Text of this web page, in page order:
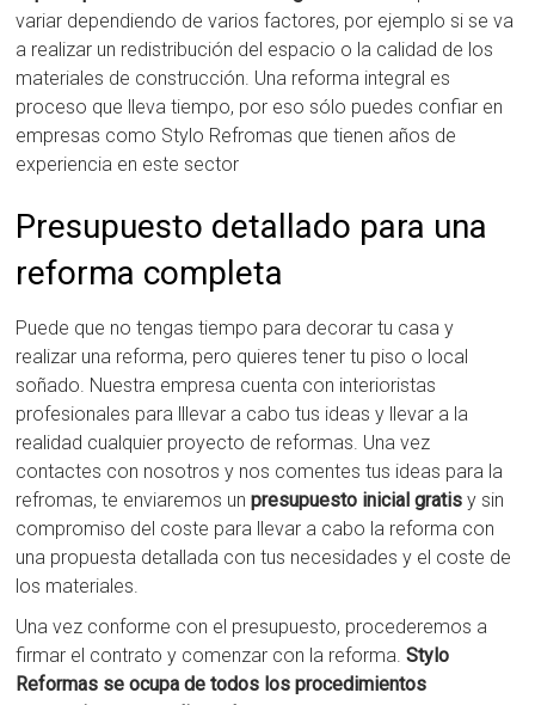
variar dependiendo de varios factores, por ejemplo si se va
a realizar un redistribución del espacio o la calidad de los
materiales de construcción. Una reforma integral es
proceso que lleva tiempo, por eso sólo puedes confiar en
empresas como Stylo Refromas que tienen años de
experiencia en este sector
Presupuesto detallado para una
reforma completa
Puede que no tengas tiempo para decorar tu casa y
realizar una reforma, pero quieres tener tu piso o local
soñado. Nuestra empresa cuenta con interioristas
profesionales para lllevar a cabo tus ideas y llevar a la
realidad cualquier proyecto de reformas. Una vez
contactes con nosotros y nos comentes tus ideas para la
refromas, te enviaremos unpresupuesto inicial gratis y sin
compromiso del coste para llevar a cabo la reforma con
una propuesta detallada con tus necesidades y el coste de
los materiales.
Una vez conforme con el presupuesto, procederemos a
firmar el contrato y comenzar con la reforma.Stylo
Reformas se ocupa de todos los procedimientos